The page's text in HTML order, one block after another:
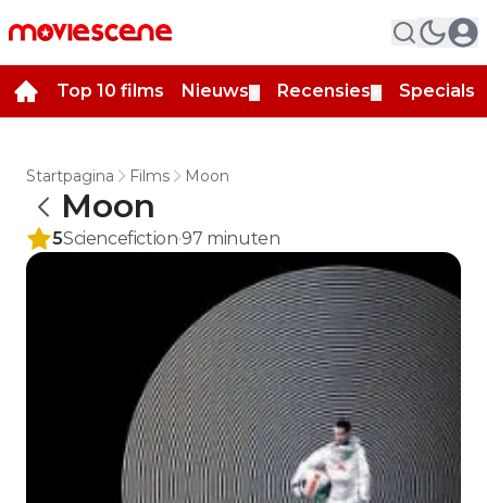
Top 10 films Nieuws Recensies Specials
Startpagina Films Moon
Moon
5Sciencefiction 97 minuten